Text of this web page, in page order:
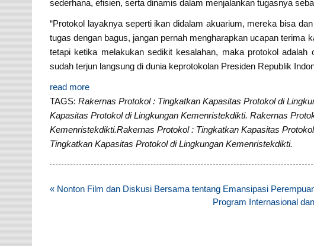
sederhana, efisien, serta dinamis dalam menjalankan tugasnya
“Protokol layaknya seperti ikan didalam akuarium, mereka bisa
tugas dengan bagus, jangan pernah mengharapkan ucapan terima
tetapi ketika melakukan sedikit kesalahan, maka protokol adalah
sudah terjun langsung di dunia keprotokolan Presiden Republik
read more
TAGS:Rakernas Protokol : Tingkatkan Kapasitas Protokol di
Kapasitas Protokol di Lingkungan Kemenristekdikti. Rakernas
Kemenristekdikti.Rakernas Protokol : Tingkatkan Kapasitas
Tingkatkan Kapasitas Protokol di Lingkungan Kemenristekdikti.
Post
« Nonton Film dan Diskusi Bersama tentang Emansipasi
Program Internasional